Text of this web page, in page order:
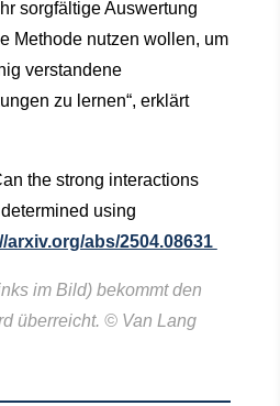
sorgfältige Auswertung
Methode nutzen wollen, um
verstandene
zu lernen“, erklärt
the strong interactions
using
arxiv.org/abs/2504.08631
im Bild) bekommt den
überreicht. © Van Lang